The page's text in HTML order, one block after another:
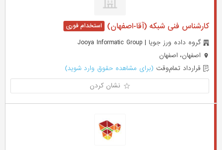
کارشناس فنی شبکه (آقا-اصفهان)
گروه داده ورز جویا | Jooya Informatic Group
اصفهان، اصفهان
قرارداد تمام‌وقت (برای مشاهده حقوق وارد شوید)
نشان کردن